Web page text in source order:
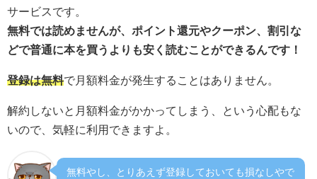
サービスです。
無料では読めませんが、ポイント還元やクーポン、割引な
どで普通に本を買うよりも安く読むことができるんです！
登録は無料で月額料金が発生することはありません。
解約しないと月額料金がかかってしまう、という心配もな
いので、気軽に利用できますよ。
無料やし、とりあえず登録しておいても損なしやで